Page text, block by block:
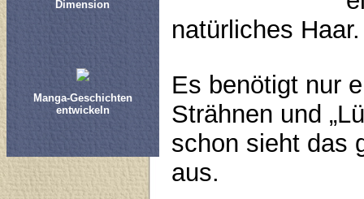
Dimension
Manga-Geschichten
entwickeln
natürliches Haar.
Es benötigt nur
Strähnen und
schon sieht das
aus.